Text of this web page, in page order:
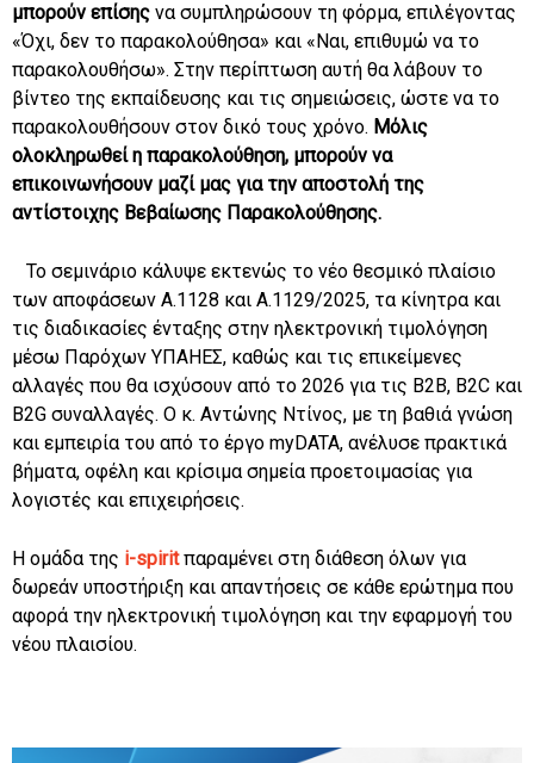
μπορούν επίσης να συμπληρώσουν τη φόρμα, επιλέγοντας
«Όχι, δεν το παρακολούθησα» και «Ναι, επιθυμώ να το
παρακολουθήσω». Στην περίπτωση αυτή θα λάβουν το
βίντεο της εκπαίδευσης και τις σημειώσεις, ώστε να το
παρακολουθήσουν στον δικό τους χρόνο. Μόλις
ολοκληρωθεί η παρακολούθηση, μπορούν να
επικοινωνήσουν μαζί μας για την αποστολή της
αντίστοιχης Βεβαίωσης Παρακολούθησης.
Το σεμινάριο κάλυψε εκτενώς το νέο θεσμικό πλαίσιο
των αποφάσεων Α.1128 και Α.1129/2025, τα κίνητρα και
τις διαδικασίες ένταξης στην ηλεκτρονική τιμολόγηση
μέσω Παρόχων ΥΠΑΗΕΣ, καθώς και τις επικείμενες
αλλαγές που θα ισχύσουν από το 2026 για τις B2B, B2C και
B2G συναλλαγές. Ο κ. Αντώνης Ντίνος, με τη βαθιά γνώση
και εμπειρία του από το έργο myDATA, ανέλυσε πρακτικά
βήματα, οφέλη και κρίσιμα σημεία προετοιμασίας για
λογιστές και επιχειρήσεις.
Η ομάδα της i-spiritπαραμένει στη διάθεση όλων για
δωρεάν υποστήριξη και απαντήσεις σε κάθε ερώτημα που
αφορά την ηλεκτρονική τιμολόγηση και την εφαρμογή του
νέου πλαισίου.